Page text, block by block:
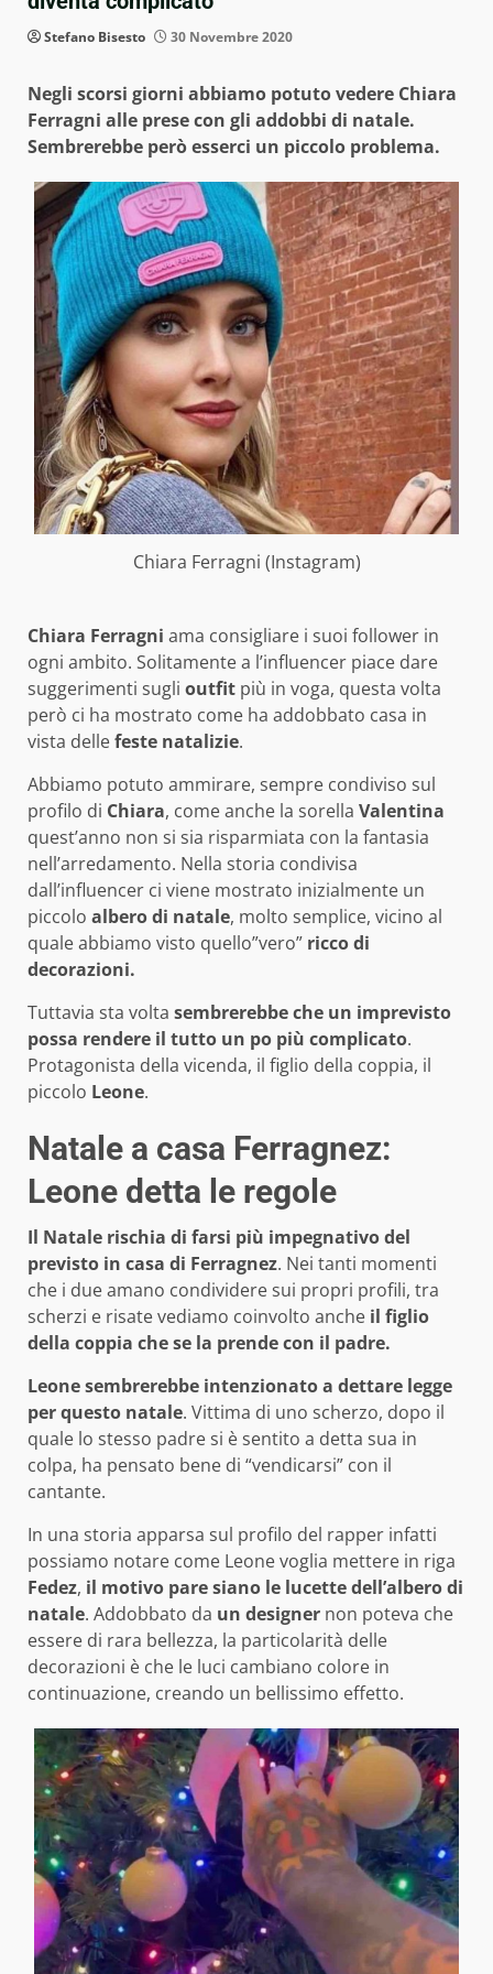
Stefano Bisesto 30 Novembre 2020
Negli scorsi giorni abbiamo potuto vedere Chiara
Ferragni alle prese con gli addobbi di natale.
Sembrerebbe però esserci un piccolo problema.
Chiara Ferragni (Instagram)
Chiara Ferragni ama consigliare i suoi follower in
ogni ambito. Solitamente a l’influencer piace dare
suggerimenti sugli outfit più in voga, questa volta
però ci ha mostrato come ha addobbato casa in
vista dellefeste natalizie.
Abbiamo potuto ammirare, sempre condiviso sul
profilo di Chiara, come anche la sorella Valentina
quest’anno non si sia risparmiata con la fantasia
nell’arredamento. Nella storia condivisa
dall’influencer ci viene mostrato inizialmente un
piccolo albero di natale, molto semplice, vicino al
quale abbiamo visto quello”vero” ricco di
decorazioni.
Tuttavia sta volta sembrerebbe che un imprevisto
possa rendere il tutto un po più complicato.
Protagonista della vicenda, il figlio della coppia, il
piccolo Leone.
Natale a casa Ferragnez:
Leone detta le regole
Il Natale rischia di farsi più impegnativo del
previsto in casa di Ferragnez. Nei tanti momenti
che i due amano condividere sui propri profili, tra
scherzi e risate vediamo coinvolto anche il figlio
della coppia che se la prende con il padre.
Leonesembrerebbe intenzionato a dettare legge
per questo natale. Vittima di uno scherzo, dopo il
quale lo stesso padre si è sentito a detta sua in
colpa, ha pensato bene di “vendicarsi” con il
cantante.
In una storia apparsa sul profilo del rapper infatti
possiamo notare come Leone voglia mettere in riga
Fedez, il motivo pare siano le lucette dell’albero di
natale. Addobbato da un designer non poteva che
essere di rara bellezza, la particolarità delle
decorazioni è che le luci cambiano colore in
continuazione, creando un bellissimo effetto.